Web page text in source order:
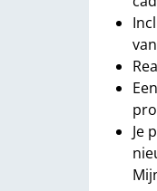
Je